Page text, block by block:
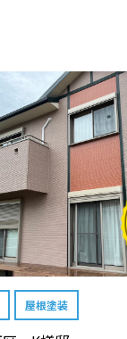
屋根塗装